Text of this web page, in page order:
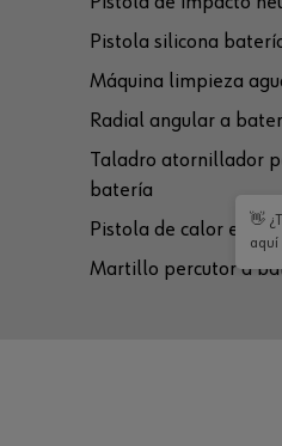
Pistola silicona
Máquina limpieza
Radial angular a
Taladro atornillador
batería
Pistola de calor
Martillo percutor a
👋
aquí